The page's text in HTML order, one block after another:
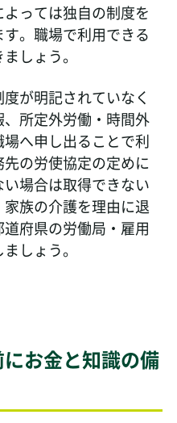
っては独自の制度を
。職場で利用できる
しょう。
が明記されていなく
所定外労働・時間外
へ申し出ることで利
の労使協定の定めに
場合は取得できない
族の介護を理由に退
府県の労働局・雇用
しょう。
お金と知識の備